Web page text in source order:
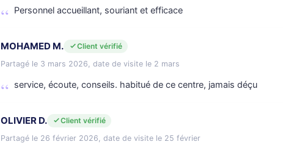
Personnel accueillant, souriant et efficace
MOHAMED M.
Client vérifié
Partagé le 3 mars 2026, date de visite le 2 mars
service, écoute, conseils. habitué de ce centre, jamais déçu
OLIVIER D.
Client vérifié
Partagé le 26 février 2026, date de visite le 25 février